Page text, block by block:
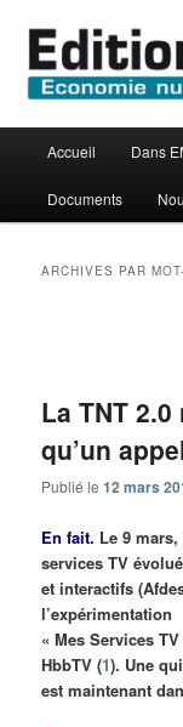
contenu
principal
contenu
secondaire
Edition
principal
Accueil Dans
Documents
ARCHIVES PAR
La TNT
qu’un
Publié le12 mars
En fait. Le 9
services TV
et interactifs
l’expérimentation
« Mes Services
HbbTV (1). Une
est maintenant